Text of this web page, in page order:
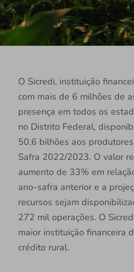
O Sicredi, instituição
com mais de 6 milhões de
presença em todos os
no Distrito Federal,
50,6 bilhões aos
Safra 2022/2023. O valor
aumento de 33% em
ano-safra anterior e a
recursos sejam
272 mil operações. O
maior instituição financeira
crédito rural.